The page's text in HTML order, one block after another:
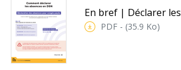
En bref | Déclarer
PDF - (35.9 Ko)